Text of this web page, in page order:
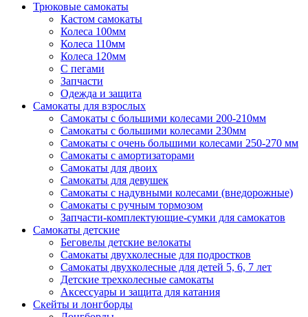
Трюковые самокаты
Кастом самокаты
Колеса 100мм
Колеса 110мм
Колеса 120мм
С пегами
Запчасти
Одежда и защита
Самокаты для взрослых
Самокаты с большими колесами 200-210мм
Самокаты с большими колесами 230мм
Самокаты с очень большими колесами 250-270 мм
Самокаты с амортизаторами
Самокаты для двоих
Самокаты для девушек
Самокаты с надувными колесами (внедорожные)
Самокаты с ручным тормозом
Запчасти-комплектующие-сумки для самокатов
Самокаты детские
Беговелы детские велокаты
Самокаты двухколесные для подростков
Самокаты двухколесные для детей 5, 6, 7 лет
Детские трехколесные самокаты
Аксессуары и защита для катания
Cкейты и лонгборды